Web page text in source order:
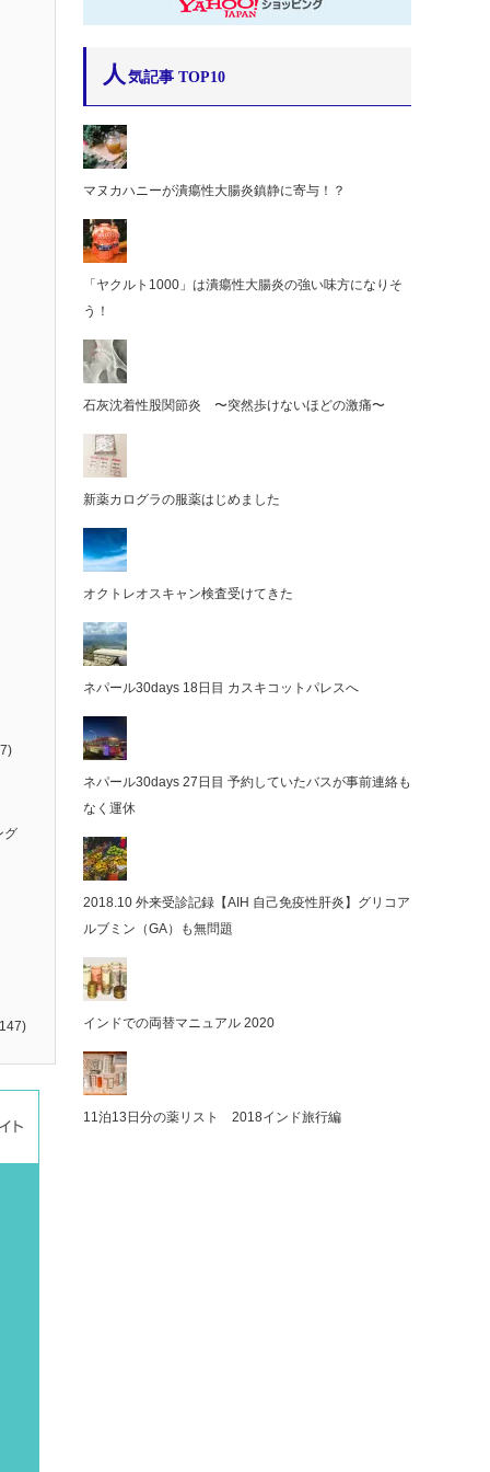
グ
人 気記事 TOP10
マヌカハニーが潰瘍性大腸炎鎮静に寄与！？
「ヤクルト1000」は潰瘍性大腸炎の強い味方になりそ
う！
石灰沈着性股関節炎 〜突然歩けないほどの激痛〜
新薬カログラの服薬はじめました
オクトレオスキャン検査受けてきた
ネパール30days 18日目 カスキコットパレスへ
ネパール30days 27日目 予約していたバスが事前連絡も
なく運休
2018.10 外来受診記録【AIH 自己免疫性肝炎】グリコア
ルブミン（GA）も無問題
インドでの両替マニュアル 2020
11泊13日分の薬リスト 2018インド旅行編